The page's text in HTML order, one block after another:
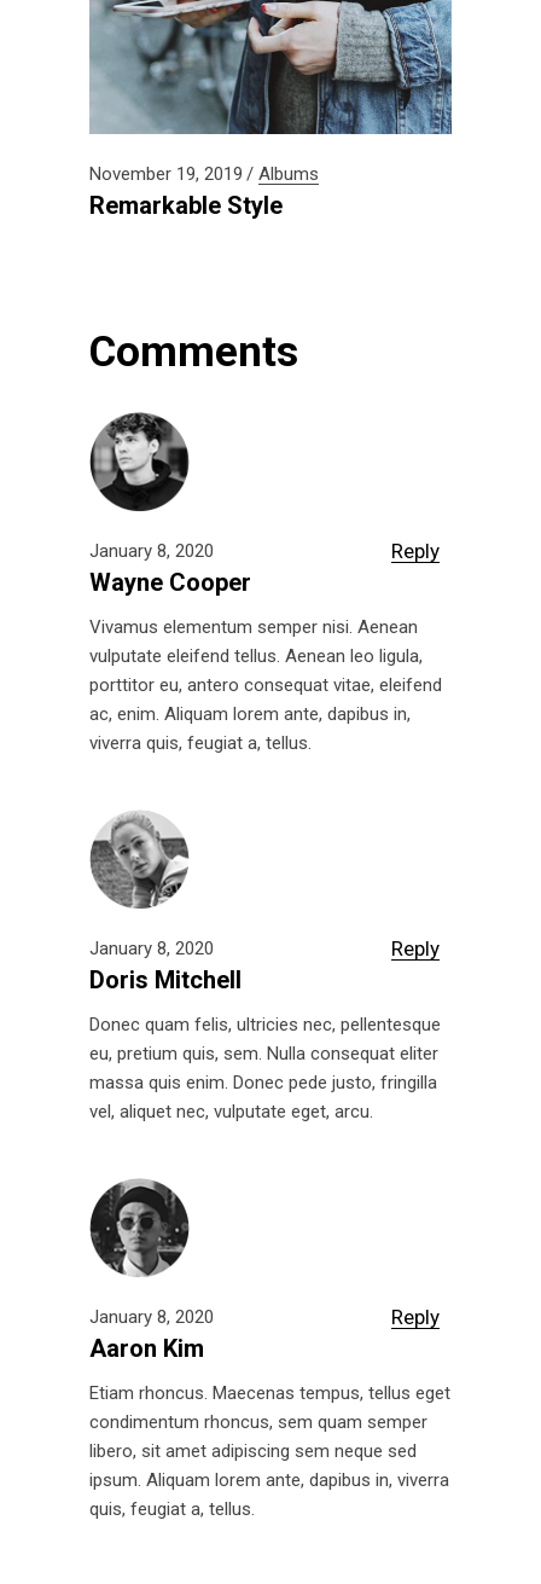
November 19, 2019 Albums
Remarkable Style
Comments
January 8, 2020 Reply
Wayne Cooper
Vivamus elementum semper nisi. Aenean
vulputate eleifend tellus. Aenean leo ligula,
porttitor eu, antero consequat vitae, eleifend
ac, enim. Aliquam lorem ante, dapibus in,
viverra quis, feugiat a, tellus.
January 8, 2020 Reply
Doris Mitchell
Donec quam felis, ultricies nec, pellentesque
eu, pretium quis, sem. Nulla consequat eliter
massa quis enim. Donec pede justo, fringilla
vel, aliquet nec, vulputate eget, arcu.
January 8, 2020 Reply
Aaron Kim
Etiam rhoncus. Maecenas tempus, tellus eget
condimentum rhoncus, sem quam semper
libero, sit amet adipiscing sem neque sed
ipsum. Aliquam lorem ante, dapibus in, viverra
quis, feugiat a, tellus.